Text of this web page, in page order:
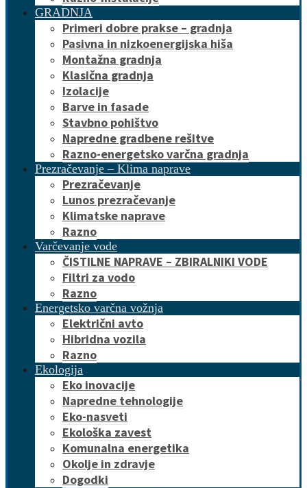
GRADNJA
Primeri dobre prakse – gradnja
Pasivna in nizkoenergijska hiša
Montažna gradnja
Klasična gradnja
Izolacije
Barve in fasade
Stavbno pohištvo
Napredne gradbene rešitve
Razno-energetsko varčna gradnja
Prezračevanje – Klima naprave
Prezračevanje
Lunos prezračevanje
Klimatske naprave
Razno
Varčevanje vode
ČISTILNE NAPRAVE – ZBIRALNIKI VODE
Filtri za vodo
Razno
Energetsko varčna vožnja
Električni avto
Hibridna vozila
Razno
Ekologija
Eko inovacije
Napredne tehnologije
Eko-nasveti
Ekološka zavest
Komunalna energetika
Okolje in zdravje
Dogodki